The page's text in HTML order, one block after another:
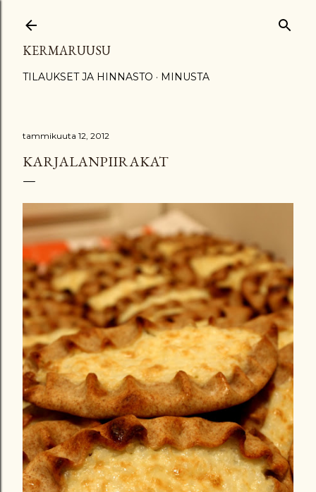
KERMARUUSU
TILAUKSET JA HINNASTO MINUSTA
tammikuuta 12, 2012
KARJALANPIIRAKAT